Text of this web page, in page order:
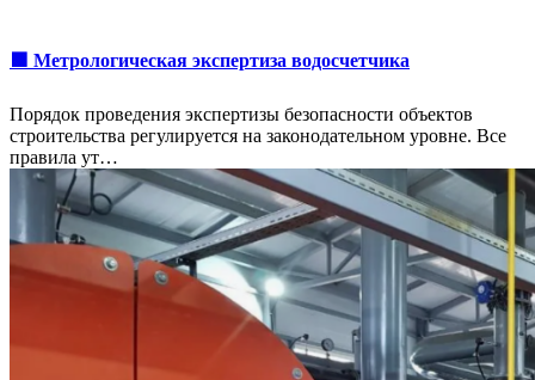
🟩 Метрологическая экспертиза водосчетчика
Порядок проведения экспертизы безопасности объектов
строительства регулируется на законодательном уровне. Все
правила ут…